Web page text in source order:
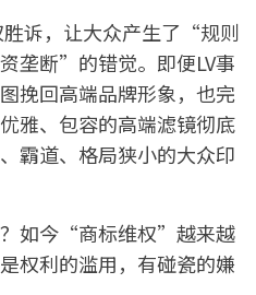
胜诉，让大众产生了“规则
垄断”的错觉。即便LV事
挽回高端品牌形象，也完
雅、包容的高端滤镜彻底
霸道、格局狭小的大众印
如今“商标维权”越来越
权利的滥用，有碰瓷的嫌